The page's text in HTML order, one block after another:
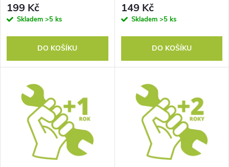
o
u
r
o
d
199 Kč
Skladem >5 ks
DO KOŠÍKU
149 Kč
Skladem >5 ks
DO KOŠÍKU